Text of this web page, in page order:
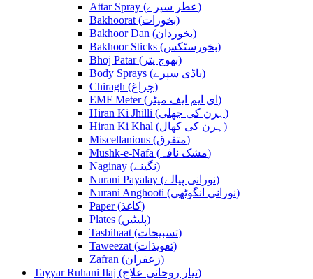
Attar Spray (عطر سپرے)
Bakhoorat (بخورات)
Bakhoor Dan (بخوردان)
Bakhoor Sticks (بخورسٹکس)
Bhoj Patar (بھوج پتر)
Body Sprays (باڈی سپرے)
Chiragh (چراغ)
EMF Meter (ای ایم ایف میٹر)
Hiran Ki Jhilli (ہرن کی جھلی)
Hiran Ki Khal (ہرن کی کھال)
Miscellanious (متفرق)
Mushk-e-Nafa (مشک نافہ)
Naginay (نگینے)
Nurani Payalay (نورانی پیالے)
Nurani Anghooti (نورانی انگوٹھی)
Paper (کاغذ)
Plates (پلیٹیں)
Tasbihaat (تسبیحات)
Taweezat (تعویذات)
Zafran (زعفران)
Tayyar Ruhani Ilaj (تیار روحانی علاج)